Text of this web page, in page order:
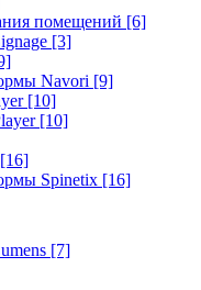
помещений [6]
[3]
Navori [9]
[10]
[10]
[16]
Spinetix [16]
[7]